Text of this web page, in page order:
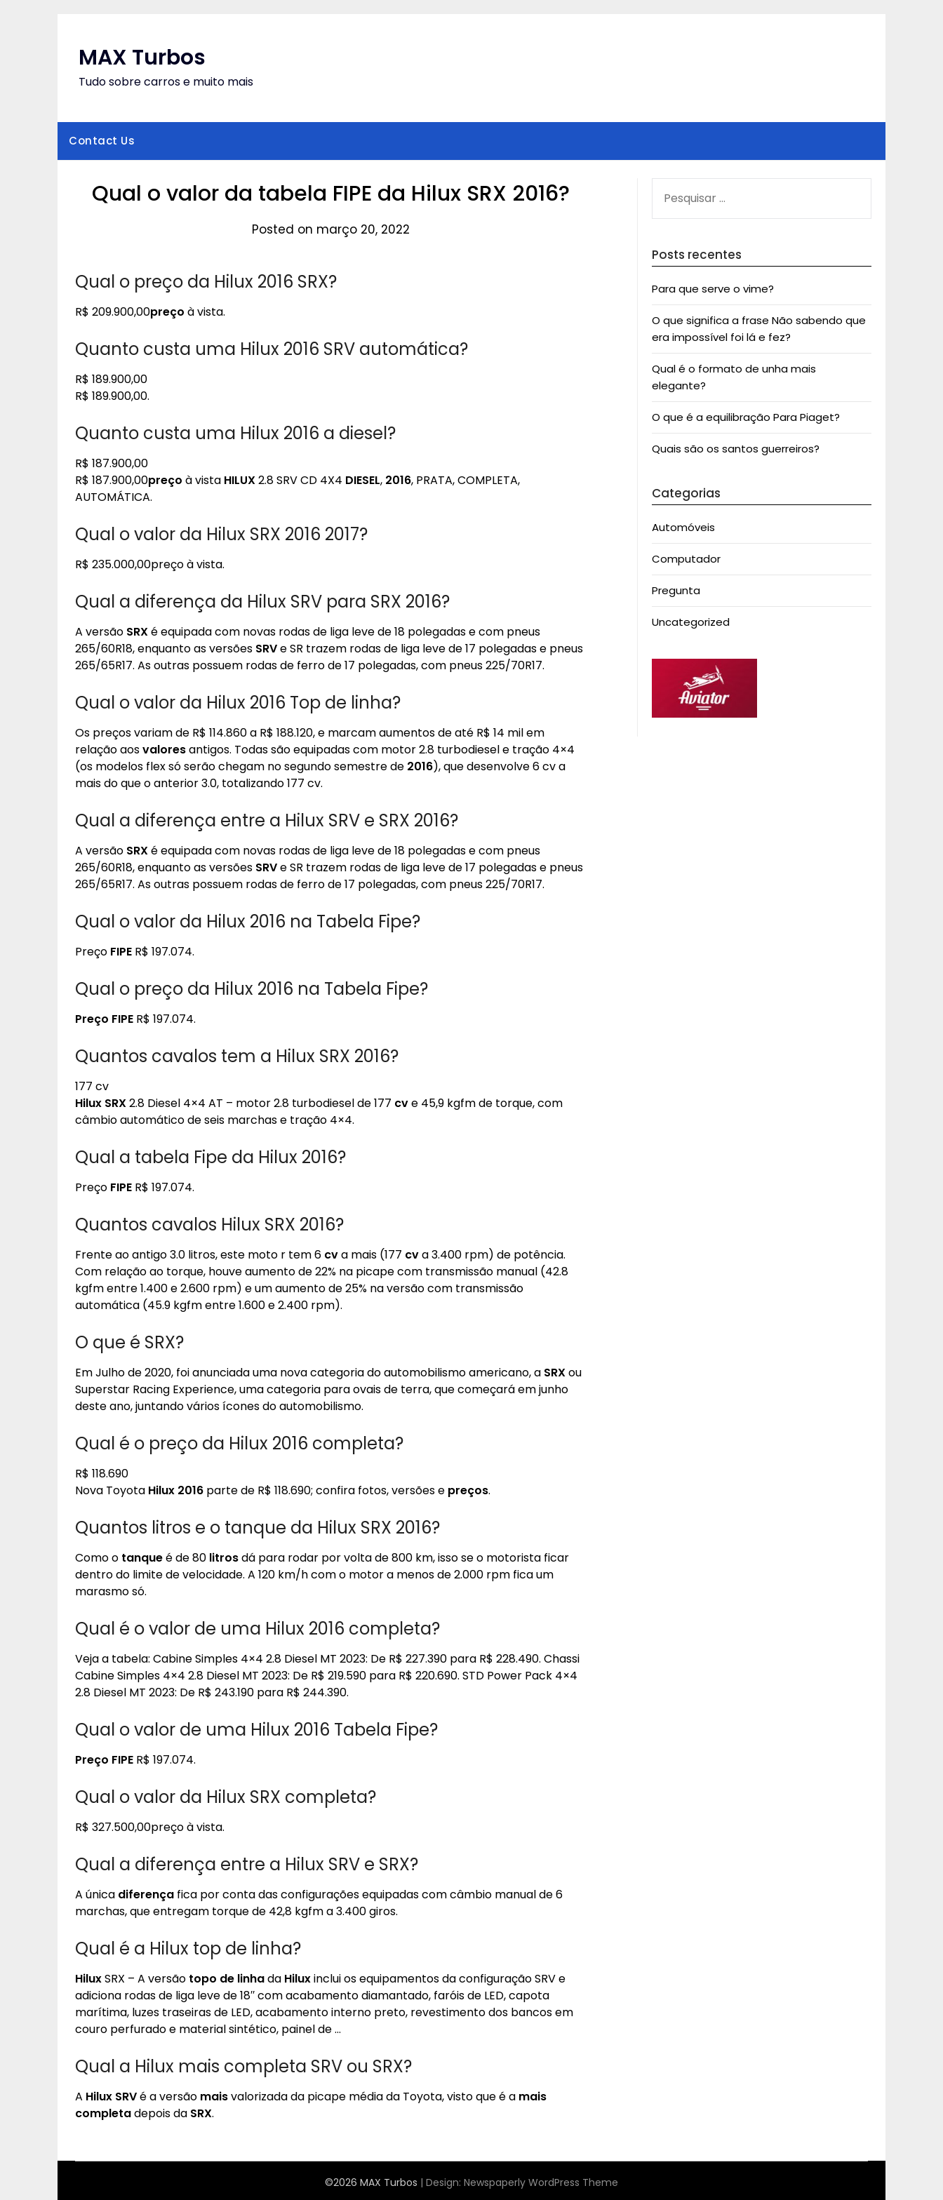
MAX Turbos
Tudo sobre carros e muito mais
Contact Us
Qual o valor da tabela FIPE da Hilux SRX 2016?
Posted on março 20, 2022
Qual o preço da Hilux 2016 SRX?
R$ 209.900,00preço à vista.
Quanto custa uma Hilux 2016 SRV automática?
R$ 189.900,00
R$ 189.900,00.
Quanto custa uma Hilux 2016 a diesel?
R$ 187.900,00
R$ 187.900,00preço à vista HILUX2.8 SRV CD 4X4 DIESEL, 2016, PRATA, COMPLETA,
AUTOMÁTICA.
Qual o valor da Hilux SRX 2016 2017?
R$ 235.000,00preço à vista.
Qual a diferença da Hilux SRV para SRX 2016?
A versão SRXé equipada com novas rodas de liga leve de 18 polegadas e com pneus
265/60R18, enquanto as versões SRVe SR trazem rodas de liga leve de 17 polegadas e pneus
265/65R17. As outras possuem rodas de ferro de 17 polegadas, com pneus 225/70R17.
Qual o valor da Hilux 2016 Top de linha?
Os preços variam de R$ 114.860 a R$ 188.120, e marcam aumentos de até R$ 14 mil em
relação aosvaloresantigos. Todas são equipadas com motor 2.8 turbodiesel e tração 4×4
(os modelos flex só serão chegam no segundo semestre de 2016), que desenvolve 6 cv a
mais do que o anterior 3.0, totalizando 177 cv.
Qual a diferença entre a Hilux SRV e SRX 2016?
A versão SRXé equipada com novas rodas de liga leve de 18 polegadas e com pneus
265/60R18, enquanto as versões SRVe SR trazem rodas de liga leve de 17 polegadas e pneus
265/65R17. As outras possuem rodas de ferro de 17 polegadas, com pneus 225/70R17.
Qual o valor da Hilux 2016 na Tabela Fipe?
Preço FIPE R$ 197.074.
Qual o preço da Hilux 2016 na Tabela Fipe?
Preço FIPE R$ 197.074.
Quantos cavalos tem a Hilux SRX 2016?
177 cv
Hilux SRX2.8 Diesel 4×4 AT – motor 2.8 turbodiesel de 177 cve 45,9 kgfm de torque, com
câmbio automático de seis marchas e tração 4×4.
Qual a tabela Fipe da Hilux 2016?
Preço FIPE R$ 197.074.
Quantos cavalos Hilux SRX 2016?
Frente ao antigo 3.0 litros, este moto r tem 6 cva mais (177 cva 3.400 rpm) de potência.
Com relação ao torque, houve aumento de 22% na picape com transmissão manual (42.8
kgfm entre 1.400 e 2.600 rpm) e um aumento de 25% na versão com transmissão
automática (45.9 kgfm entre 1.600 e 2.400 rpm).
O que é SRX?
Em Julho de 2020, foi anunciada uma nova categoria do automobilismo americano, a SRXou
Superstar Racing Experience, uma categoria para ovais de terra, que começará em junho
deste ano, juntando vários ícones do automobilismo.
Qual é o preço da Hilux 2016 completa?
R$ 118.690
Nova Toyota Hilux 2016 parte de R$ 118.690; confira fotos, versões e preços.
Quantos litros e o tanque da Hilux SRX 2016?
Como o tanqueé de 80 litrosdá para rodar por volta de 800 km, isso se o motorista ficar
dentro do limite de velocidade. A 120 km/h com o motor a menos de 2.000 rpm fica um
marasmo só.
Qual é o valor de uma Hilux 2016 completa?
Veja a tabela: Cabine Simples 4×4 2.8 Diesel MT 2023: De R$ 227.390 para R$ 228.490. Chassi
Cabine Simples 4×4 2.8 Diesel MT 2023: De R$ 219.590 para R$ 220.690. STD Power Pack 4×4
2.8 Diesel MT 2023: De R$ 243.190 para R$ 244.390.
Qual o valor de uma Hilux 2016 Tabela Fipe?
Preço FIPE R$ 197.074.
Qual o valor da Hilux SRX completa?
R$ 327.500,00preço à vista.
Qual a diferença entre a Hilux SRV e SRX?
A única diferença fica por conta das configurações equipadas com câmbio manual de 6
marchas, que entregam torque de 42,8 kgfm a 3.400 giros.
Qual é a Hilux top de linha?
HiluxSRX – A versão topo de linhada Hiluxinclui os equipamentos da configuração SRV e
adiciona rodas de liga leve de 18′′ com acabamento diamantado, faróis de LED, capota
marítima, luzes traseiras de LED, acabamento interno preto, revestimento dos bancos em
couro perfurado e material sintético, painel de …
Qual a Hilux mais completa SRV ou SRX?
A Hilux SRVé a versão maisvalorizada da picape média da Toyota, visto que é a mais
completadepois da SRX.
POR:
Posts recentes
Para que serve o vime?
O que significa a frase Não sabendo que
era impossível foi lá e fez?
Qual é o formato de unha mais
elegante?
O que é a equilibração Para Piaget?
Quais são os santos guerreiros?
Categorias
Automóveis
Computador
Pregunta
Uncategorized
©2026 MAX Turbos | Design: Newspaperly WordPress Theme